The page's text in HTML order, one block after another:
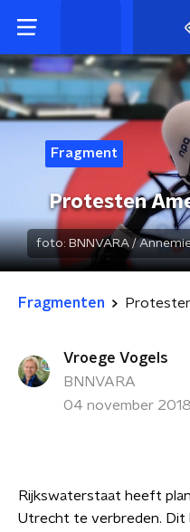
Fragment
Protesten
foto: BNNVARA /
Fragmenten
Vroege Vogels
BNNVARA
04 november
Rijkswaterstaat heeft
Utrecht te verbreden. Dit